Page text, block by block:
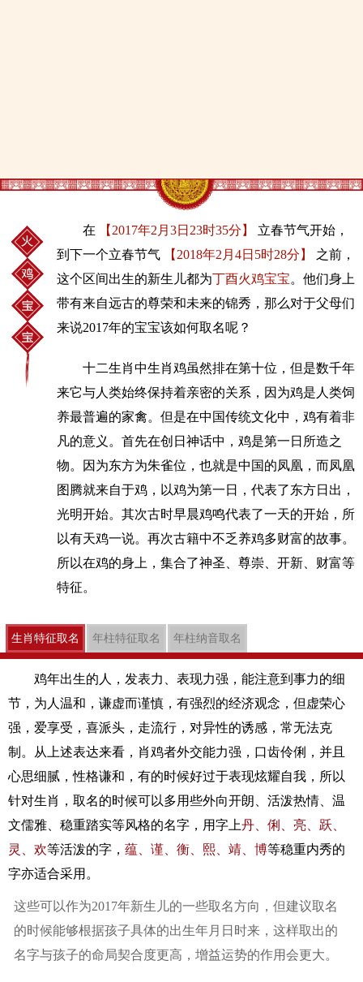
在 【2017年2月3日23时35分】
立春节气开始，
到下一个立春节气
【2018年2月4日5时28分】
之前，
这个区间出生的新生儿都为丁酉火鸡宝宝。他们身上
带有来自远古的尊荣和未来的锦秀，那么对于父母们
来说2017年的宝宝该如何取名呢？
十二生肖中生肖鸡虽然排在第十位，但是数千年
来它与人类始终保持着亲密的关系，因为鸡是人类饲
养最普遍的家禽。但是在中国传统文化中，鸡有着非
凡的意义。首先在创日神话中，鸡是第一日所造之
物。因为东方为朱雀位，也就是中国的凤凰，而凤凰
图腾就来自于鸡，以鸡为第一日，代表了东方日出，
光明开始。其次古时早晨鸡鸣代表了一天的开始，所
以有天鸡一说。再次古籍中不乏养鸡多财富的故事。
所以在鸡的身上，集合了神圣、尊崇、开新、财富等
特征。
生肖特征取名 年柱特征取名 年柱纳音取名
鸡年出生的人，发表力、表现力强，能注意到事力的细
节，为人温和，谦虚而谨慎，有强烈的经济观念，但虚荣心
强，爱享受，喜派头，走流行，对异性的诱感，常无法克
制。从上述表达来看，肖鸡者外交能力强，口齿伶俐，并且
心思细腻，性格谦和，有的时候好过于表现炫耀自我，所以
针对生肖，取名的时候可以多用些外向开朗、活泼热情、温
文儒雅、稳重踏实等风格的名字，用字上丹、俐、亮、跃、
灵、欢等活泼的字， 蕴、谨、衡、熙、靖、博等稳重内秀的
字亦适合采用。
这些可以作为2017年新生儿的一些取名方向，但建议取名
的时候能够根据孩子具体的出生年月日时来，这样取出的
名字与孩子的命局契合度更高，增益运势的作用会更大。